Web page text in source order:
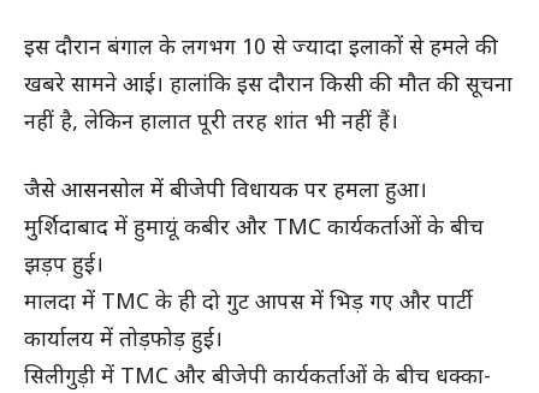
इस दौरान बंगाल के लगभग 10 से ज्यादा इलाकों से हमले की
खबरे सामने आई। हालांकि इस दौरान किसी की मौत की सूचना
नहीं है, लेकिन हालात पूरी तरह शांत भी नहीं हैं।
जैसे आसनसोल में बीजेपी विधायक पर हमला हुआ।
मुर्शिदाबाद में हुमायूं कबीर और TMC कार्यकर्ताओं के बीच
झड़प हुई।
मालदा में TMC के ही दो गुट आपस में भिड़ गए और पार्टी
कार्यालय में तोड़फोड़ हुई।
सिलीगुड़ी में TMC और बीजेपी कार्यकर्ताओं के बीच धक्का-